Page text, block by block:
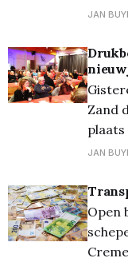
maar
hartelijke
bood
JAN
Zand
plaats
Pelt,
stond
JAN
Open
Cremers Vooreerst in de